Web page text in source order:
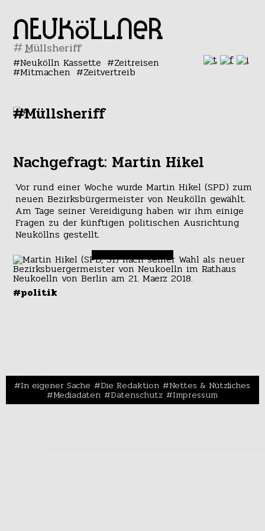
#
Neukölln Kassette Zeitreisen
Mitmachen Zeitvertreib
#Müllsheriff
Nachgefragt: Martin Hikel
Vor rund einer Woche wurde Martin Hikel (SPD) zum
neuen Bezirksbürgermeister von Neukölln gewählt.
Am Tage seiner Vereidigung haben wir ihm einige
Fragen zu der künftigen politischen Ausrichtung
Neuköllns gestellt.
#politik
In eigener Sache Die Redaktion Nettes & Nützliches
Mediadaten Datenschutz Impressum